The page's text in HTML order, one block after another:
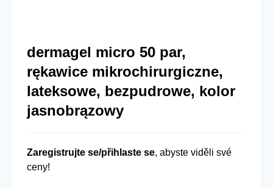
dermagel micro 50 par,
rękawice mikrochirurgiczne,
lateksowe, bezpudrowe, kolor
jasnobrązowy
Zaregistrujte se/přihlaste se, abyste viděli své
ceny!